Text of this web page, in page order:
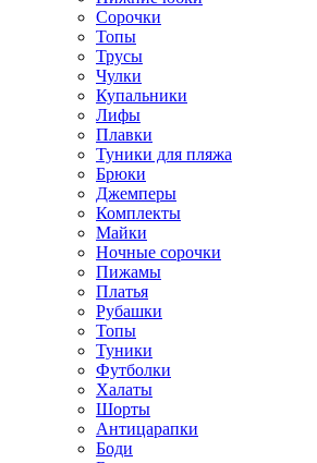
Сорочки
Топы
Трусы
Чулки
Купальники
Лифы
Плавки
Туники для пляжа
Брюки
Джемперы
Комплекты
Майки
Ночные сорочки
Пижамы
Платья
Рубашки
Топы
Туники
Футболки
Халаты
Шорты
Антицарапки
Боди